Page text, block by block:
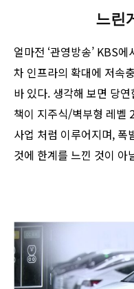
느린
얼마전 ‘관영방송’ KBS
차 인프라의 확대에 저속
바 있다. 생각해 보면 당
책이 지주식/벽부형 레벨
사업 처럼 이루어지며, 폭
것에 한계를 느낀 것이 아